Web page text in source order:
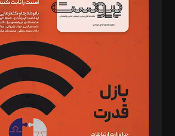
د‌بیر خدمت و تجارت: ابوالفضل رجبی
د‌بیر حقوق فناوری: حسام‌الدین ایپکچی
د‌بیر پیوست جهان: مینا پاکدل
د‌بیر تحریریه آنلاین: بابک نقاش
تحریریه‌: مجتبی محمود‌ی، آرش برهمند، یسنا
مصطفی مسجدی آرانی، ابوالفضل رجبی، زهرا
رستمی،مصطفی باستان
ویرایش: نگار استاد‌‌آقا